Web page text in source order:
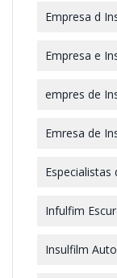
Empresa d
Empresa e
empres de
Emresa de
Infulfim
Insulfilm